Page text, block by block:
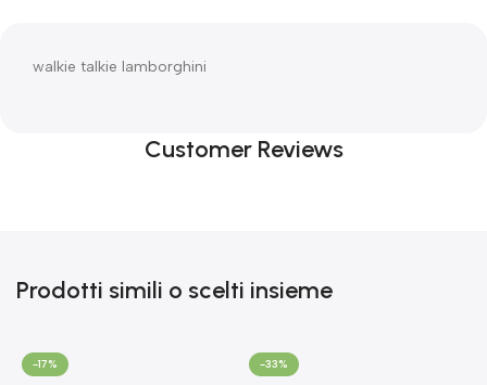
walkie talkie lamborghini
Customer Reviews
Prodotti simili o scelti insieme
-17% -33%